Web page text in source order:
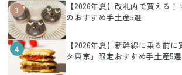
3
【2026年夏】改札内で買える
のおすすめ手土産5選
4
【2026年夏】新幹線に乗る前
タ東京」限定おすすめ手土産5選